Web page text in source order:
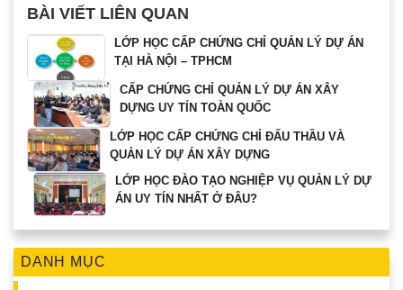
DANH MỤC
BÀI VIẾT LIÊN QUAN
LỚP HỌC CẤP CHỨNG CHỈ QUẢN LÝ DỰ ÁN
TẠI HÀ NỘI – TPHCM
CẤP CHỨNG CHỈ QUẢN LÝ DỰ ÁN XÂY
DỰNG UY TÍN TOÀN QUỐC
LỚP HỌC CẤP CHỨNG CHỈ ĐẤU THẦU VÀ
QUẢN LÝ DỰ ÁN XÂY DỰNG
LỚP HỌC ĐÀO TẠO NGHIỆP VỤ QUẢN LÝ DỰ
ÁN UY TÍN NHẤT Ở ĐÂU?